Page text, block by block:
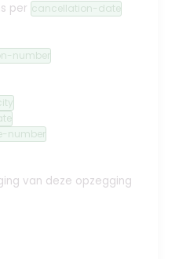
per cancellation-date
number
number
van deze opzegging